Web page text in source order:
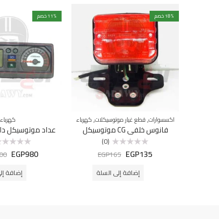
18% خصم
اكسسوارات,قطع غيار موتوسيكلات,كهرباء
فانوس خلفي CG موتوسيكل
التقييم
(0)
EGP135
EGP165
إضافة إلى السلة
11% خصم
كهرباء
عداد موتوسيكل دايون 4
التقييم
EGP980
إضافة